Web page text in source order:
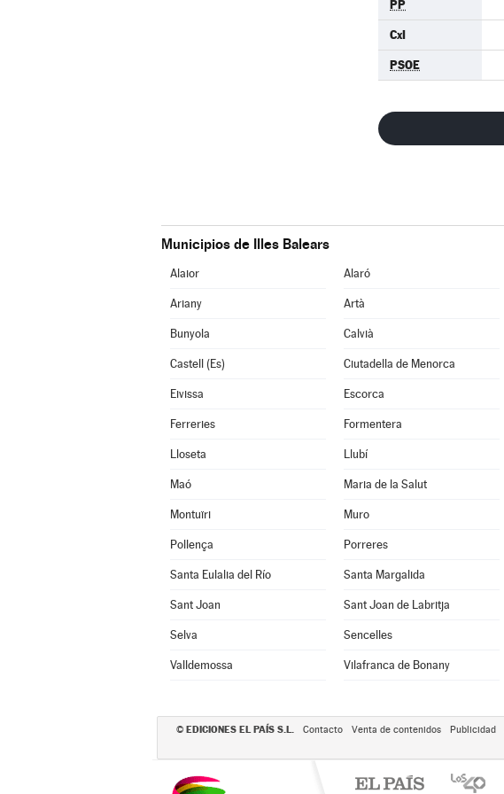
PP
CxI
PSOE
Municipios de Illes Balears
Alaior Alaró
Ariany Artà
Bunyola Calvià
Castell (Es) Ciutadella de Menorca
Eivissa Escorca
Ferreries Formentera
Lloseta Llubí
Maó Maria de la Salut
Montuïri Muro
Pollença Porreres
Santa Eulalia del Río Santa Margalida
Sant Joan Sant Joan de Labritja
Selva Sencelles
Valldemossa Vilafranca de Bonany
© EDICIONES EL PAÍS S.L. Contacto Venta de contenidos Publicidad